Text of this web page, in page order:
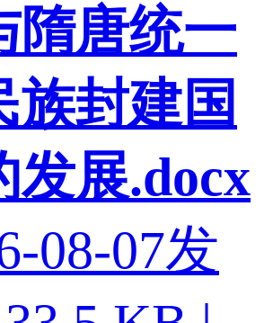
隋唐统一
族封建国
发展.docx
08-07发